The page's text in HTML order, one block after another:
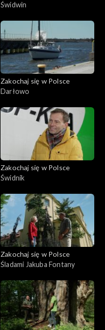
Świdwin
Zakochaj się w Polsce
Darłowo
Zakochaj się w Polsce
Świdnik
Zakochaj się w Polsce
Śladami Jakuba Fontany